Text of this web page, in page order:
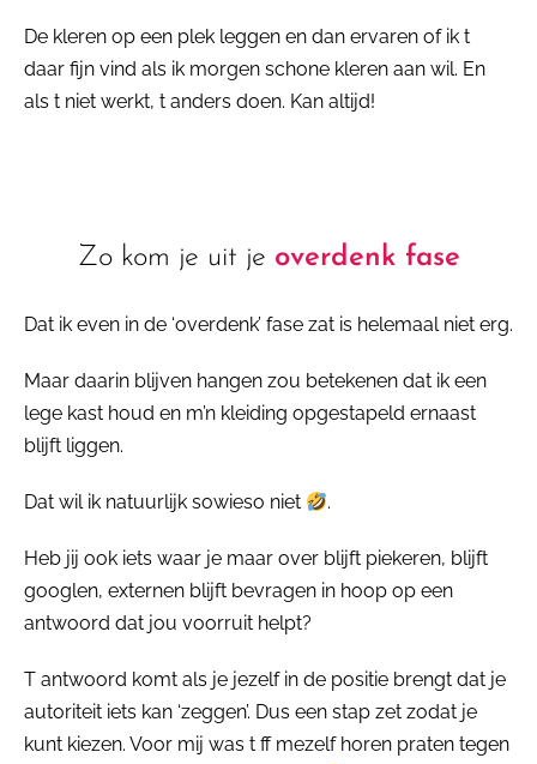
De kleren op een plek leggen en dan ervaren of ik t
daar fijn vind als ik morgen schone kleren aan wil. En
als t niet werkt, t anders doen. Kan altijd!
Zo kom je uit je overdenk fase
Dat ik even in de ‘overdenk’ fase zat is helemaal niet erg.
Maar daarin blijven hangen zou betekenen dat ik een
lege kast houd en m’n kleiding opgestapeld ernaast
blijft liggen.
Dat wil ik natuurlijk sowieso niet .
Heb jij ook iets waar je maar over blijft piekeren, blijft
googlen, externen blijft bevragen in hoop op een
antwoord dat jou voorruit helpt?
T antwoord komt als je jezelf in de positie brengt dat je
autoriteit iets kan ‘zeggen’. Dus een stap zet zodat je
kunt kiezen. Voor mij was t ff mezelf horen praten tegen